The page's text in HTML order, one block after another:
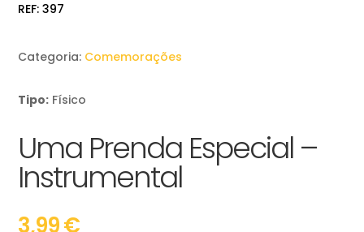
REF:397
Categoria: Comemorações
Tipo: Físico
Uma Prenda Especial –
Instrumental
3,99€